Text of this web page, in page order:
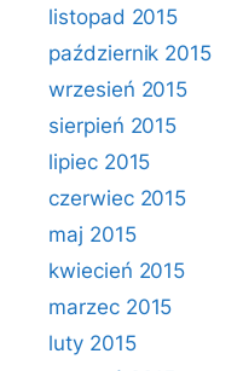
listopad 2015
październik 2015
wrzesień 2015
sierpień 2015
lipiec 2015
czerwiec 2015
maj 2015
kwiecień 2015
marzec 2015
luty 2015